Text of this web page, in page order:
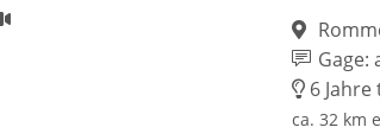
Gage:
6 Jahre
ca. 32 km